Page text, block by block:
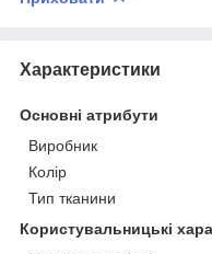
Характеристики
Основні атрибути
Виробник
Колір
Тип тканини
Користувальницькі